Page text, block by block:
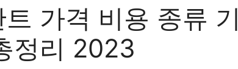
가격 비용 종류 기
정리 2023